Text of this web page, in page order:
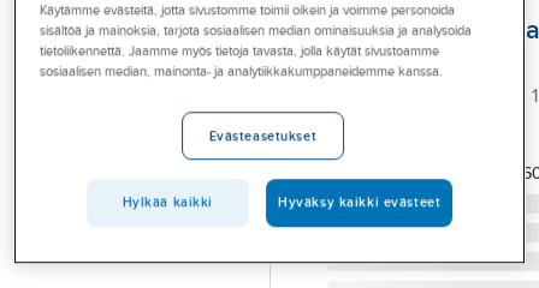
Konseptit
Palvelut
Ferrex
RUOSTEENESTOMAALI
FERREX HARMAA
Tuotenumero
Toimittajan
tuotenumero:
Käytämme evästeitä, jotta sivustomme toimii oikein ja voimme personoida
sisältöä ja mainoksia, tarjota sosiaalisen median ominaisuuksia ja analysoida
tietoliikennettä. Jaamme myös tietoja tavasta, jolla käytät sivustoamme
sosiaalisen median, mainonta- ja analytiikkakumppaneidemme kanssa.
Evästeasetukset
Hylkää kaikki Hyväksy kaikki evästeet